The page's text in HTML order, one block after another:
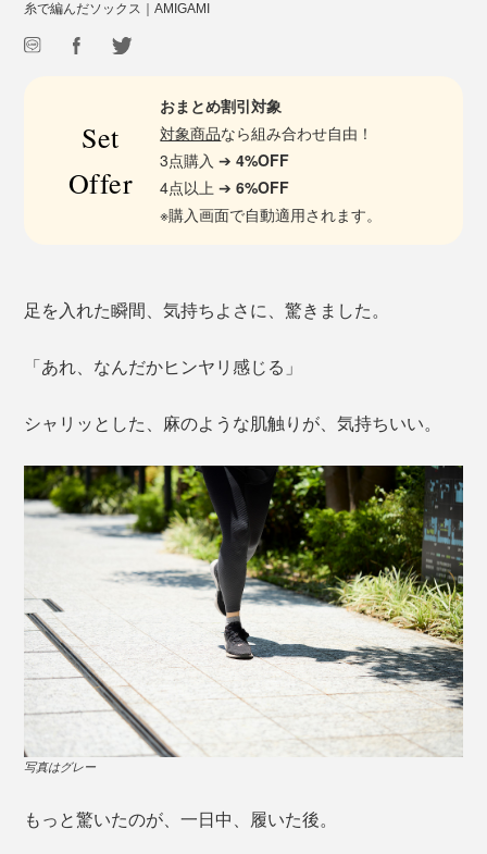
糸で編んだソックス｜AMIGAMI
Set
Offer
おまとめ割引対象
対象商品なら組み合わせ自由！
3点購入 ➔4%OFF
4点以上 ➔6%OFF
※購入画面で自動適用されます。
足を入れた瞬間、気持ちよさに、驚きました。
「あれ、なんだかヒンヤリ感じる」
シャリッとした、麻のような肌触りが、気持ちいい。
写真はグレー
もっと驚いたのが、一日中、履いた後。